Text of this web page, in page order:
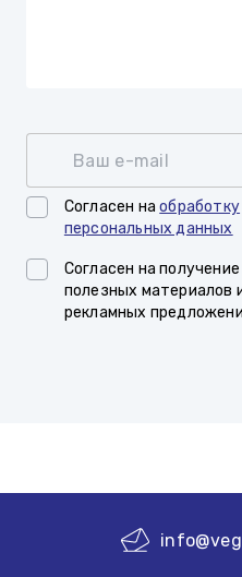
Ваш e-mail
Согласен наобработку
персональных данных
Согласен на
полезных материалов
рекламных